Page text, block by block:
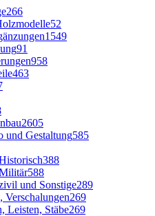
266
52
1549
91
958
463
2605
und Gestaltung585
388
588
und Sonstige289
Verschalungen269
Leisten, Stäbe269